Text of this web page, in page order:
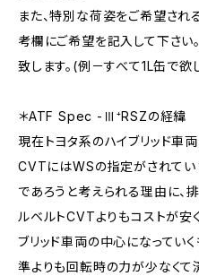
また、特別な荷姿をご希望され
考欄にご希望を記入して下さい
致します。(例－すべて1L缶で欲
＊ATF Spec -Ⅲ⁺RSZの経緯
現在トヨタ系のハイブリッド車
CVTにはWSの指定がされてい
であろうと考えられる理由に、
ルベルトCVTよりもコストが安
ブリッド車両の中心になってい
準よりも回転時の力が少なくて